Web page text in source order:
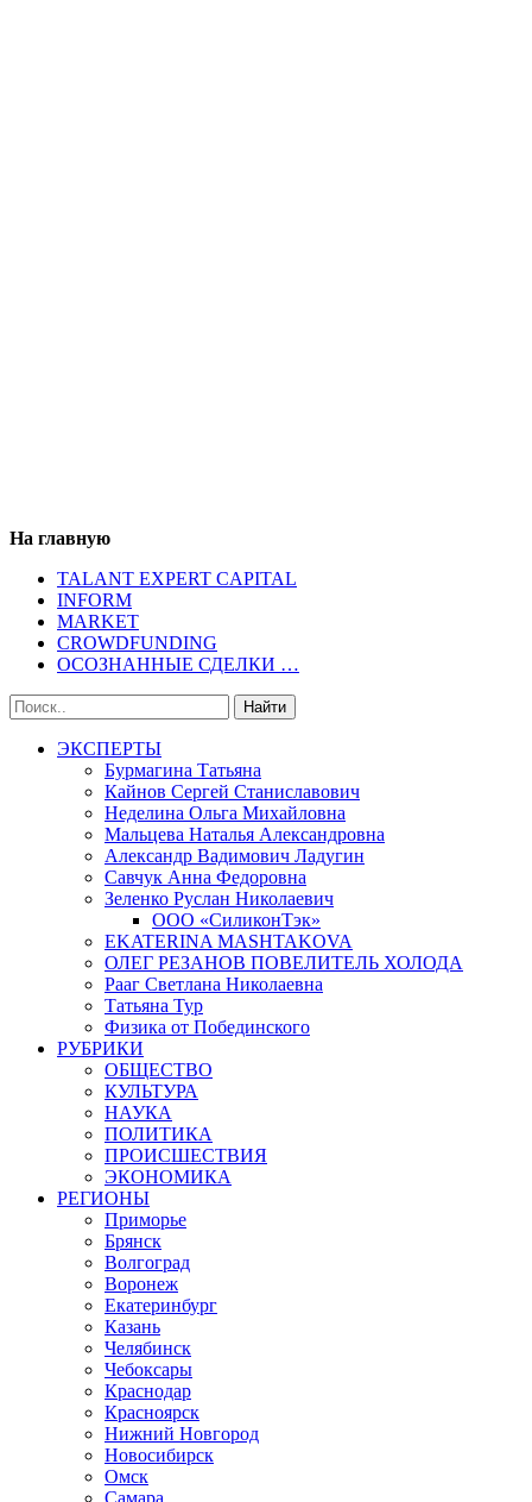
На главную
TALANT EXPERT CAPITAL
INFORM
MARKET
CROWDFUNDING
ОСОЗНАННЫЕ СДЕЛКИ …
ЭКСПЕРТЫ
Бурмагина Татьяна
Кайнов Сергей Станиславович
Неделина Ольга Михайловна
Мальцева Наталья Александровна
Александр Вадимович Ладугин
Савчук Анна Федоровна
Зеленко Руслан Николаевич
ООО «СиликонТэк»
EKATERINA MASHTAKOVA
ОЛЕГ РЕЗАНОВ ПОВЕЛИТЕЛЬ ХОЛОДА
Рааг Светлана Николаевна
Татьяна Тур
Физика от Побединского
РУБРИКИ
ОБЩЕСТВО
КУЛЬТУРА
НАУКА
ПОЛИТИКА
ПРОИСШЕСТВИЯ
ЭКОНОМИКА
РЕГИОНЫ
Приморье
Брянск
Волгоград
Воронеж
Екатеринбург
Казань
Челябинск
Чебоксары
Краснодар
Красноярск
Нижний Новгород
Новосибирск
Омск
Самара